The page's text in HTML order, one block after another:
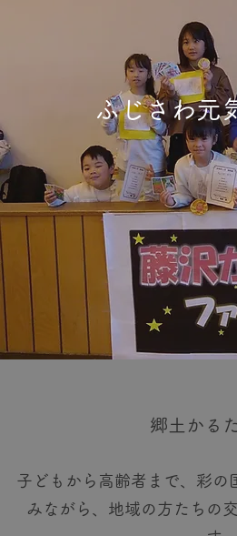
ふじさわ元
郷土かる
子どもから高齢者まで、彩
みながら、地域の方たちの